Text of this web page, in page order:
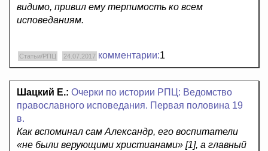
видимо, привил ему терпимость ко всем
исповеданиям.
Статьи/РПЦ 24.07.2017 комментарии:1
Шацкий Е.: Очерки по истории РПЦ: Ведомство
православного исповедания. Первая половина 19
в.
Как вспоминал сам Александр, его воспитатели
«не были верующими христианами» [1], а главный